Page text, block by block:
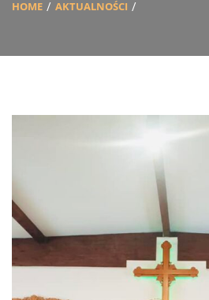
HOME AKTUALNOŚCI